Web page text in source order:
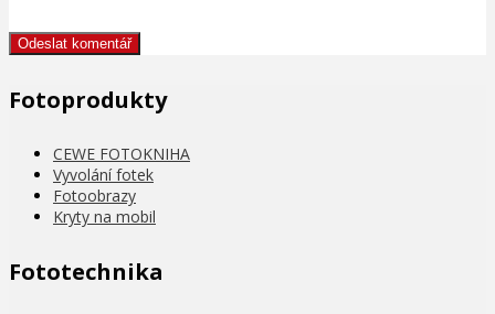
Fotoprodukty
CEWE FOTOKNIHA
Vyvolání fotek
Fotoobrazy
Kryty na mobil
Fototechnika